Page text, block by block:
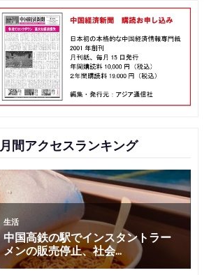
月間アクセスランキング